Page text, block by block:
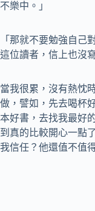
不樂中。」
「那就不要勉強自己
這位讀者，信上也沒
當我很累，沒有熱忱
做，譬如，先去喝杯
本好書，去找我最好
到真的比較開心一點
我信任？他還值不值